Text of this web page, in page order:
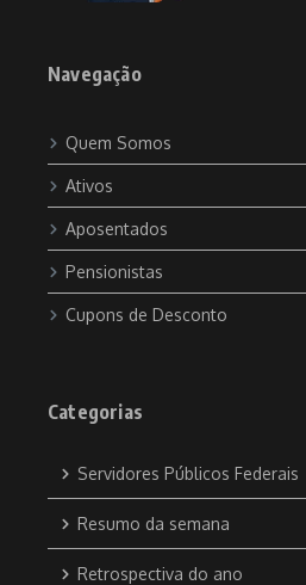
Navegação
Quem Somos
Ativos
Aposentados
Pensionistas
Cupons de Desconto
Categorias
Servidores Públicos Federais
Resumo da semana
Retrospectiva do ano